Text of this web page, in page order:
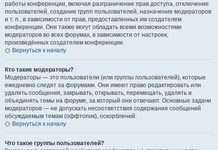
работы конференции, включая разграничение прав доступа, отключение
пользователей, создание групп пользователей, назначение модераторов
и т. п., в зависимости от прав, предоставленных им создателем
конференции. Они также могут обладать всеми возможностями
модераторов во всех форумах, в зависимости от настроек,
произведённых создателем конференции.
Вернуться к началу
Кто такие модераторы?
Модераторы — это пользователи (или группы пользователей), которые
ежедневно следят за форумами. Они имеют право редактировать или
удалять сообщения, закрывать, открывать, перемещать, удалять и
объединять темы на форуме, за который они отвечают. Основные задачи
модераторов — не допускать несоответствия содержания сообщений
обсуждаемым темам (оффтопик), оскорблений.
Вернуться к началу
Что такое группы пользователей?